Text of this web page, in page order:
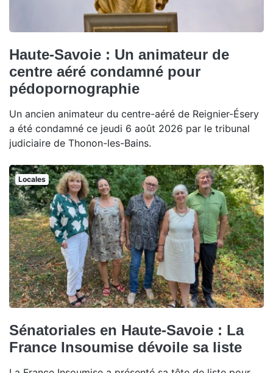
Haute-Savoie : Un animateur de
centre aéré condamné pour
pédopornographie
Un ancien animateur du centre-aéré de Reignier-Ésery
a été condamné ce jeudi 6 août 2026 par le tribunal
judiciaire de Thonon-les-Bains.
Locales
Sénatoriales en Haute-Savoie : La
France Insoumise dévoile sa liste